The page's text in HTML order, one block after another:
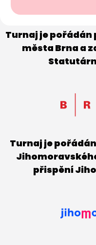
Turnaj je
města Brna a
Turnaj je
přispění